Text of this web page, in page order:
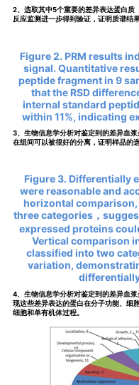
2、选取其中5个重要的差异表达蛋白质
反应监测进一步得到验证，证明质谱结果
Figure 2. PRM results
signal. Quantitative
peptide fragment in 9
that the RSD
internal standard
within 11%, indicating
3、生物信息学分析对鉴定到的差异血
在组间可以被很好的分离，证明样品的
Figure 3. Differentially
were reasonable and
horizontal
three categories，
expressed proteins
Vertical comparison
classified into two
variation,
4、生物信息学分析对鉴定到的差异血
现这些差异表达的蛋白在分子功能、细
细胞和单有机体过程。